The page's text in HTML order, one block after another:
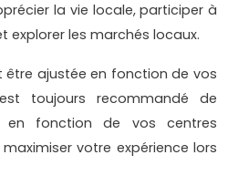
la vie locale, participer à
explorer les marchés locaux.
être ajustée en fonction de vos
toujours recommandé de
en fonction de vos centres
votre expérience lors